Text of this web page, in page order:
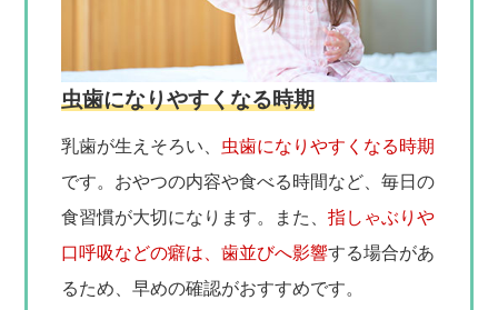
虫歯になりやすくなる時期
乳歯が生えそろい、 虫歯になりやすくなる時期
です。おやつの内容や食べる時間など、毎日の
食習慣が大切になります。また、指しゃぶりや
口呼吸などの癖は、歯並びへ影響する場合があ
るため、早めの確認がおすすめです。